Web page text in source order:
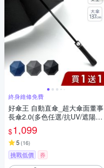
終身維修免費
好傘王 自動直傘_超大傘面董事
長傘2.0(多色任選/抗UV/遮陽
傘/防風/自動雨傘/防潑水)(買1
送1)
$1,099
5 (16)
挑戰低價 券